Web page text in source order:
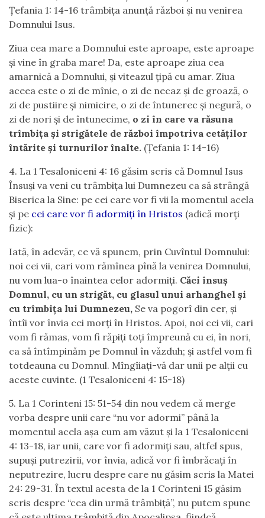
Țefania 1: 14-16 trâmbița anunță război și nu venirea
Domnului Isus.
Ziua cea mare a Domnului este aproape, este aproape
şi vine în graba mare! Da, este aproape ziua cea
amarnică a Domnului, şi viteazul ţipă cu amar. Ziua
aceea este o zi de mînie, o zi de necaz şi de groază, o
zi de pustiire şi nimicire, o zi de întunerec şi negură, o
zi de nori şi de întunecime, o zi în care va răsuna
trîmbiţa şi strigătele de război împotriva cetăţilor
întărite şi turnurilor înalte. (Țefania 1: 14-16)
4. La 1 Tesaloniceni 4: 16 găsim scris că Domnul Isus
Însuși va veni cu trâmbița lui Dumnezeu ca să strângă
Biserica la Sine: pe cei care vor fi vii la momentul acela
și pe cei care vor fi adormiți în Hristos (adică morți
fizic):
Iată, în adevăr, ce vă spunem, prin Cuvîntul Domnului:
noi cei vii, cari vom rămînea pînă la venirea Domnului,
nu vom lua-o înaintea celor adormiţi. Căci însuş
Domnul, cu un strigăt, cu glasul unui arhanghel şi
cu trîmbiţa lui Dumnezeu, Se va pogorî din cer, şi
întîi vor învia cei morţi în Hristos. Apoi, noi cei vii, cari
vom fi rămas, vom fi răpiţi toţi împreună cu ei, în nori,
ca să întîmpinăm pe Domnul în văzduh; şi astfel vom fi
totdeauna cu Domnul. Mîngîiaţi-vă dar unii pe alţii cu
aceste cuvinte. (1 Tesaloniceni 4: 15-18)
5. La 1 Corinteni 15: 51-54 din nou vedem că merge
vorba despre unii care “nu vor adormi” până la
momentul acela așa cum am văzut și la 1 Tesaloniceni
4: 13-18, iar unii, care vor fi adormiți sau, altfel spus,
supuși putrezirii, vor învia, adică vor fi îmbrăcați în
neputrezire, lucru despre care nu găsim scris la Matei
24: 29-31. În textul acesta de la 1 Corinteni 15 găsim
scris despre “cea din urmă trâmbiță”, nu putem spune